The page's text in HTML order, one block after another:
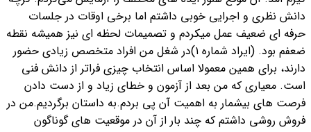
دانش نظری و اجرایی خوبی داشتم اما برخی اوقات در جلسات
حرفه ای ضعیف عمل میکردم و تصمیمات لحظه ای نیز همیشه نقطه
ضعفم بود. (ایراد شماره ۱)
در شغل من افراد متخصص زیادی حضور
دارند، برای همین معمولا اساس انتخاب چیزی فراتر از دانش فنی
است. معیاری که من بعد از آزمون و خطای زیاد و از دست دادن
فرصت های بیشمار به اهمیت آن پی بردم.به داستان برگردیم.من در
فروش روشی داشتم که چند بار از آن در موقعیت های گوناگون